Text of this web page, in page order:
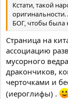
Кстати, такой
БОГ, чтобы была
Страница на
ассоциацию
мусорного
дракончиков,
черточками и
(иероглифы) .